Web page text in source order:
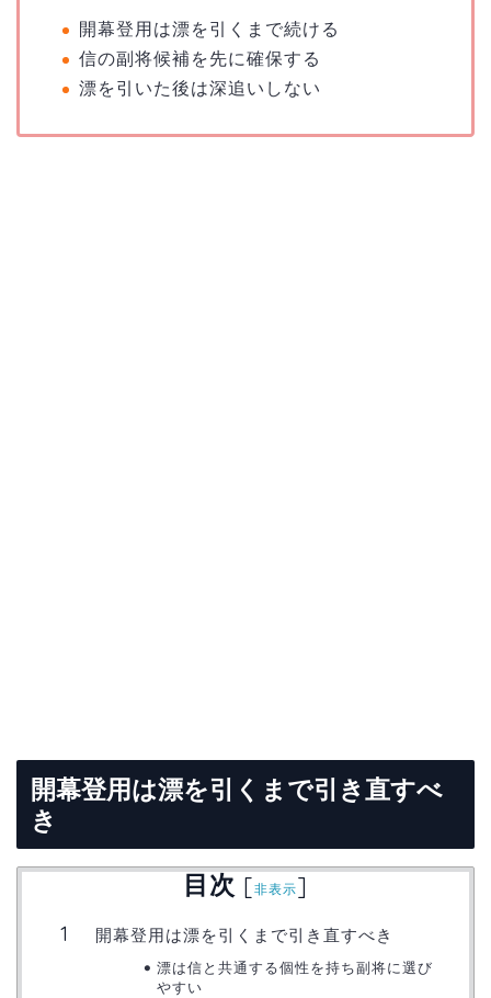
開幕登用は漂を引くまで続ける
信の副将候補を先に確保する
漂を引いた後は深追いしない
開幕登用は漂を引くまで引き直すべ
き
目次 [非表示]
開幕登用は漂を引くまで引き直すべき
漂は信と共通する個性を持ち副将に選び
やすい